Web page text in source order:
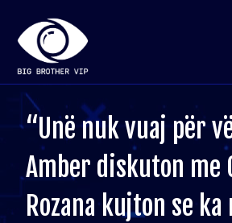
“Unë nuk vuaj për
Amber diskuton me
Rozana kujton se